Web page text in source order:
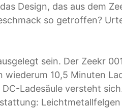
Design, das aus dem
so getroffen?
sein. Der Zeekr
wiederum 10,5 Minuten
Ladesäule versteht
Leichtmetallfelgen